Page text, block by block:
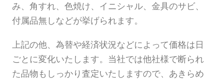
み、角すれ、色焼け、イニシャル、金具のサビ、
付属品無しなどが挙げられます。
上記の他、為替や経済状況などによって価格は日
ごとに変化いたします。当社では他社様で断られ
た品物もしっかり査定いたしますので、あきらめ